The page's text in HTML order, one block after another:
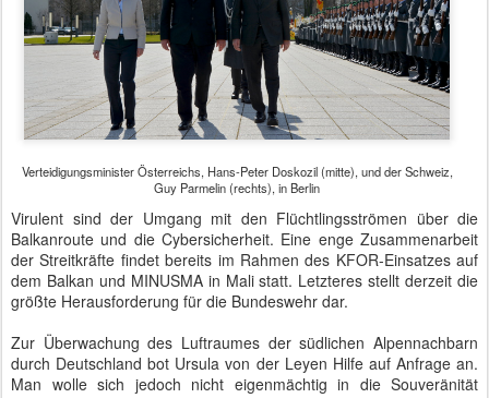
Verteidigungsminister Österreichs, Hans-Peter Doskozil (mitte), und der Schweiz,
Guy Parmelin (rechts), in Berlin
Virulent sind der Umgang mit den Flüchtlingsströmen über die
Balkanroute und die Cybersicherheit. Eine enge Zusammenarbeit
der Streitkräfte findet bereits im Rahmen des KFOR-Einsatzes auf
dem Balkan und MINUSMA in Mali statt. Letzteres stellt derzeit die
größte Herausforderung für die Bundeswehr dar.
Zur Überwachung des Luftraumes der südlichen Alpennachbarn
durch Deutschland bot Ursula von der Leyen Hilfe auf Anfrage an.
Man wolle sich jedoch nicht eigenmächtig in die Souveränität